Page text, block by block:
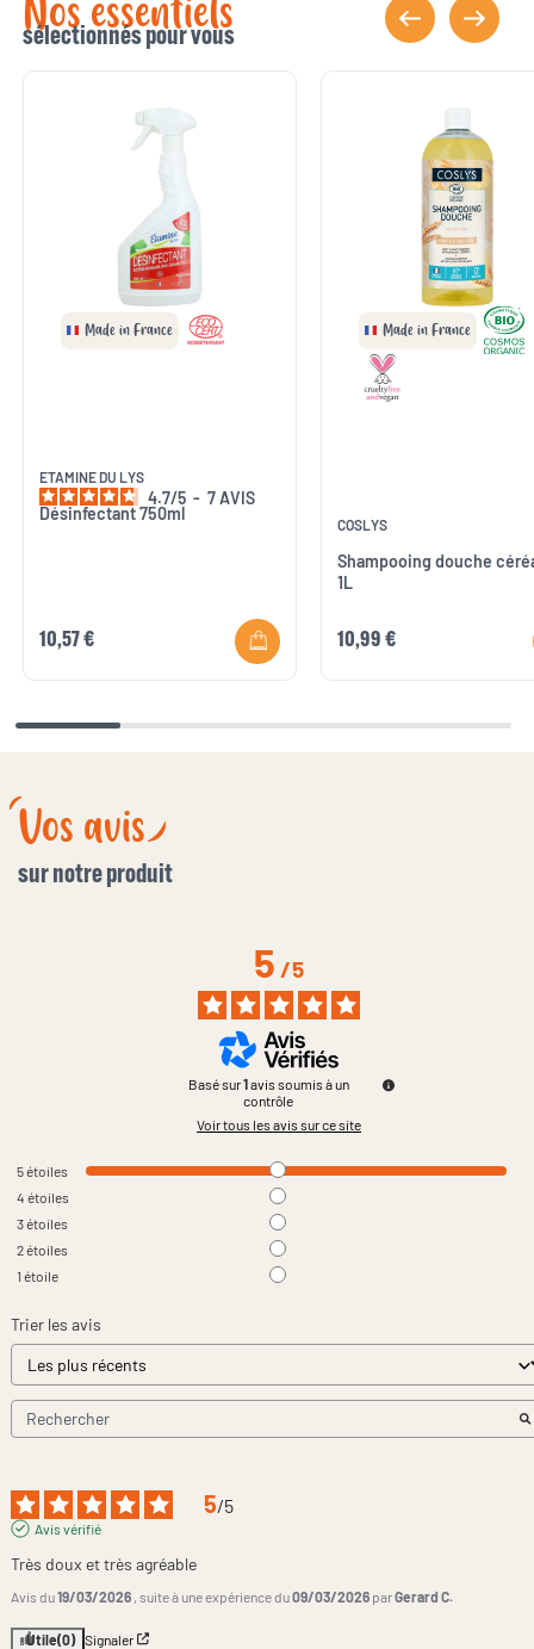
Nos essentiels
sélectionnés pour vous
Made in France
ETAMINE DU LYS
4.7/5 - 7AVIS
Désinfectant 750ml
10,57 €
Made in France
COSLYS
Shampooing douche
1L
10,99 €
Vos avis
sur notre produit
5/5
Basé sur1avis soumis à un
contrôle
Voir tous les avis sur ce site
5étoiles
4 étoiles
3étoiles
2étoiles
1 étoile
Trier les avis
5/5
Avis vérifié
Très doux et très agréable
Avis du19/03/2026 , suite à une expérience du09/03/2026 parGerard C.
Utile(0) Signaler